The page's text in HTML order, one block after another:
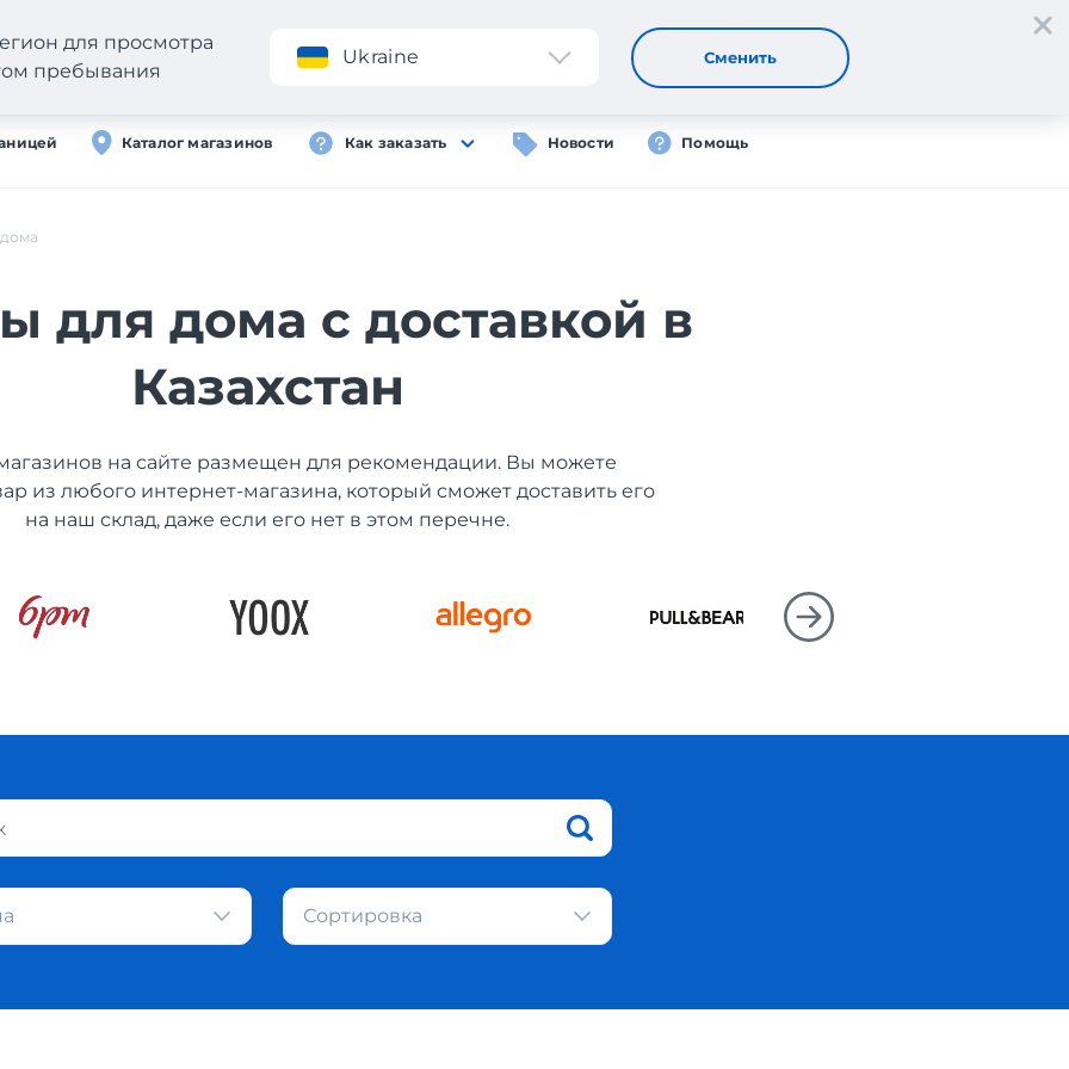
Регистрация
Каталог магазинов Как заказать Новости Помощь
для просмотра
пребывания
Ukraine Сменить
для дома с доставкой в
Казахстан
на сайте размещен для рекомендации. Вы можете
из любого интернет-магазина, который сможет доставить его
на наш склад, даже если его нет в этом перечне.
Сортировка